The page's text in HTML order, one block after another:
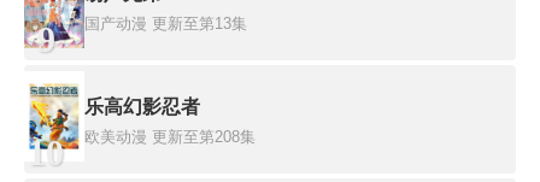
9 国产动漫 更新至第13集
10
乐高幻影忍者
欧美动漫 更新至第208集